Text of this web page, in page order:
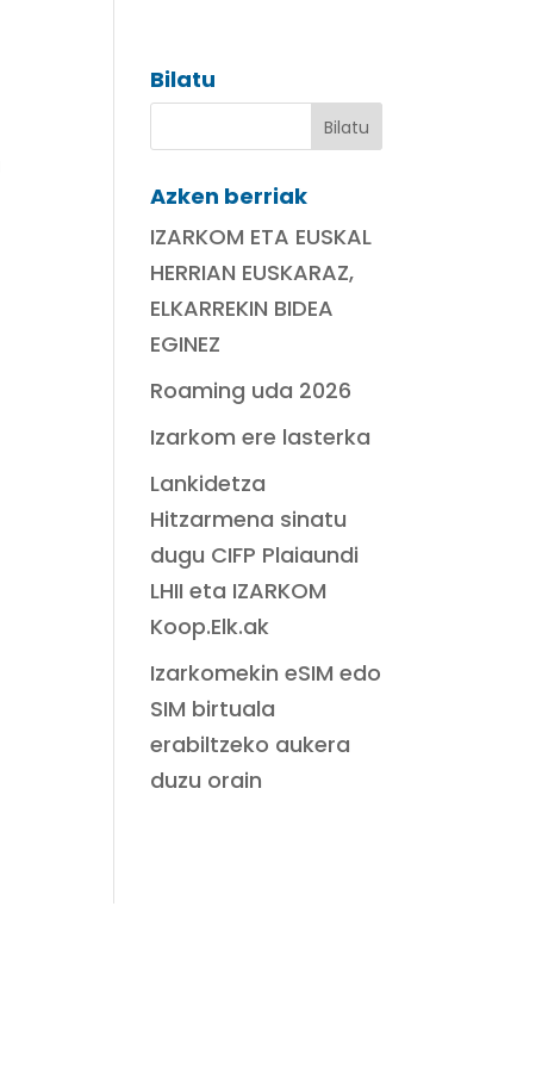
Bilatu
Azken berriak
IZARKOM ETA EUSKAL
HERRIAN EUSKARAZ,
ELKARREKIN BIDEA
EGINEZ
Roaming uda 2026
Izarkom ere lasterka
Lankidetza
Hitzarmena sinatu
dugu CIFP Plaiaundi
LHII eta IZARKOM
Koop.Elk.ak
Izarkomekin eSIM edo
SIM birtuala
erabiltzeko aukera
duzu orain